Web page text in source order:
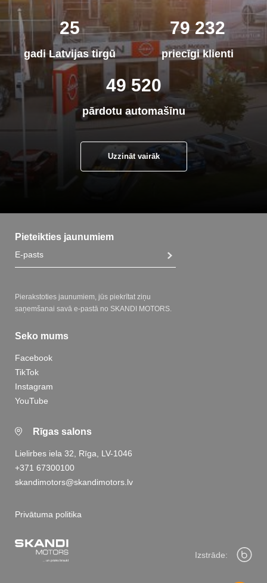
25
gadi Latvijas tirgū
80 000
priecīgi klienti
50 000
pārdotu automašīnu
Uzzināt vairāk
Pieteikties jaunumiem
Pierakstoties jaunumiem, jūs piekrītat ziņu
saņemšanai savā e-pastā no SKANDI MOTORS.
Seko mums
Facebook
TikTok
Instagram
YouTube
Rīgas salons
Lielirbes iela 32, Rīga, LV-1046
+371 67300100
skandimotors@skandimotors.lv
Privātuma politika
Izstrāde: